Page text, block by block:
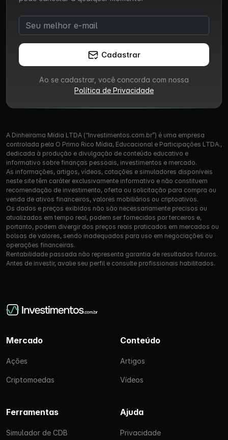
Cadastrar
Ao se cadastrar, você concorda com nossa
Política de Privacidade
A Dinheirama Mídia LTDA (“Investimentos.com.br”) é uma empresa
controlada pela O Primo Rico Mídia, Educacional e Participações LTDA.,
dedicada à produção e divulgação de conteúdo educativo e
informativo sobre finanças pessoais, investimentos e mercado.
As informações, artigos, vídeos, cotações e simuladores disponíveis
neste site têm caráter exclusivamente informativo e não constituem
recomendação de investimento, oferta ou solicitação para compra ou
venda de ativos financeiros, valores mobiliários ou criptoativos.
Os dados e preços exibidos não são necessariamente precisos ou
atualizados em tempo real, podem ser fornecidos por terceiros e,
portanto, podem divergir dos preços reais praticados em mercados ou
bolsas de valores, sendo inadequados para uso em negociações ou
operações financeiras.
Rentabilidade passada não representa garantia de resultados futuros.
Antes de investir, avalie seu perfil e consulte profissionais habilitados.
Mercado
Ações
Criptomoedas
Conteúdo
Artigos
Vídeos
Ferramentas
Simulador de CDB
Ajuda
Privacidade